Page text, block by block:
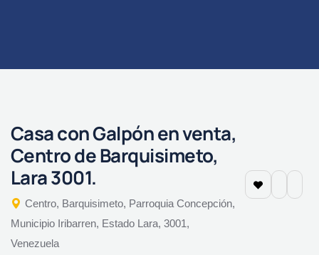
Casa con Galpón en venta,
Centro de Barquisimeto,
Lara 3001.
Centro, Barquisimeto, Parroquia Concepción,
Municipio Iribarren, Estado Lara, 3001,
Venezuela